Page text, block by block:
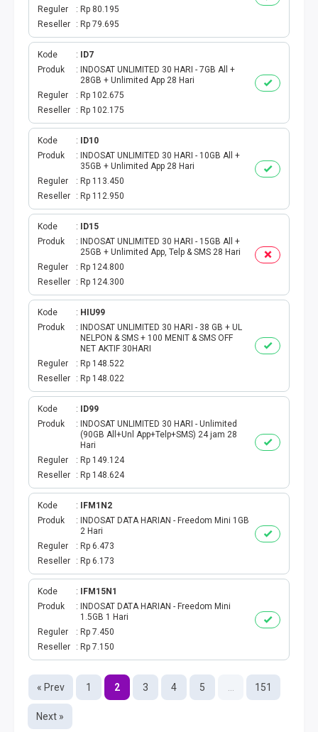
Reguler
Rp 80.195
Reseller
Rp 79.695
Kode
ID7
Produk
INDOSAT UNLIMITED 30 HARI - 7GB All +
28GB + Unlimited App 28 Hari
Reguler
Rp 102.675
Reseller
Rp 102.175
Kode
ID10
Produk
INDOSAT UNLIMITED 30 HARI - 10GB All +
35GB + Unlimited App 28 Hari
Reguler
Rp 113.450
Reseller
Rp 112.950
Kode
ID15
Produk
INDOSAT UNLIMITED 30 HARI - 15GB All +
25GB + Unlimited App, Telp & SMS 28 Hari
Reguler
Rp 124.800
Reseller
Rp 124.300
Kode
HIU99
Produk
INDOSAT UNLIMITED 30 HARI - 38 GB + UL
NELPON & SMS + 100 MENIT & SMS OFF
NET AKTIF 30HARI
Reguler
Rp 148.522
Reseller
Rp 148.022
Kode
ID99
Produk
INDOSAT UNLIMITED 30 HARI - Unlimited
(90GB All+Unl App+Telp+SMS) 24 jam 28
Hari
Reguler
Rp 149.124
Reseller
Rp 148.624
Kode
IFM1N2
Produk
INDOSAT DATA HARIAN - Freedom Mini 1GB
2 Hari
Reguler
Rp 6.473
Reseller
Rp 6.173
Kode
IFM15N1
Produk
INDOSAT DATA HARIAN - Freedom Mini
1.5GB 1 Hari
Reguler
Rp 7.450
Reseller
Rp 7.150
« Prev 1 2 3 4 5 151
Next »